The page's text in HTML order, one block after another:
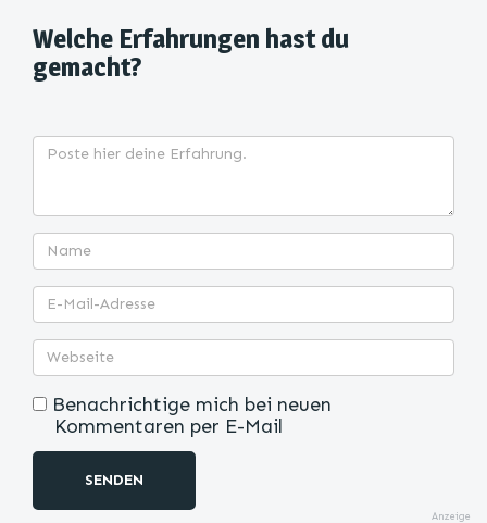
Welche Erfahrungen hast du
gemacht?
Benachrichtige mich bei neuen
Kommentaren per E-Mail
SENDEN
Anzeige